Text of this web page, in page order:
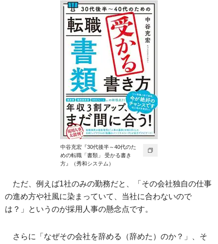
中谷充宏『30代後半～40代のた
めの転職「書類」 受かる書き
方』（秀和システム）
ただ、例えば1社のみの勤務だと、「その会社独自の仕事
の進め方や社風に染まっていて、当社に合わないので
は？」というのが採用人事の懸念点です。
さらに「なぜその会社を辞める（辞めた）のか？」、そ